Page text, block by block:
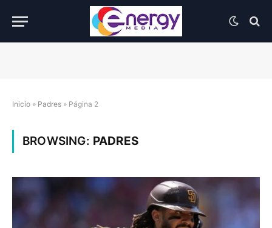
Inicio » Padres » Página 2
BROWSING: PADRES